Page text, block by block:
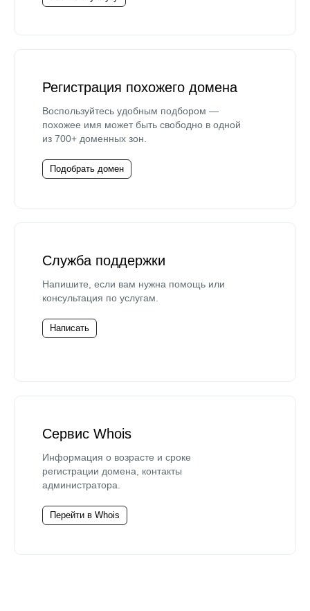
Регистрация похожего домена
Воспользуйтесь удобным подбором —
похожее имя может быть свободно в одной
из 700+ доменных зон.
Подобрать домен
Служба поддержки
Напишите, если вам нужна помощь или
консультация по услугам.
Написать
Сервис Whois
Информация о возрасте и сроке
регистрации домена, контакты
администратора.
Перейти в Whois